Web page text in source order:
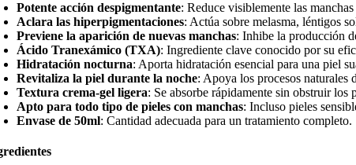
Potente acción despigmentante: Reduce visiblemente las
Aclara las hiperpigmentaciones: Actúa sobre melasma, léntigos
Previene la aparición de nuevas manchas: Inhibe la producción
Ácido Tranexámico (TXA): Ingrediente clave conocido por su
Hidratación nocturna: Aporta hidratación esencial para una piel
Revitaliza la piel durante la noche: Apoya los procesos naturales
Textura crema-gel ligera: Se absorbe rápidamente sin obstruir los
Apto para todo tipo de pieles con manchas: Incluso pieles
Envase de 50ml: Cantidad adecuada para un tratamiento completo.